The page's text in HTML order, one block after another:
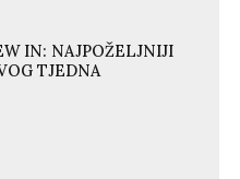
IN: NAJPOŽELJNIJI
TJEDNA